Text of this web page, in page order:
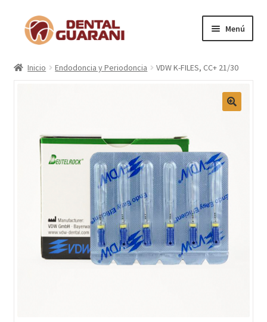
Menú
Inicio
Contactos
Carrito
Inicio Endodoncia y Periodoncia VDW K-FILES, CC+ 21/30